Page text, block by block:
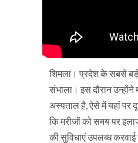
शिमला। प्रदेश के सबसे बड़े
संभाला। इस दौरान
अस्पताल है, ऐसे में यहां पर
कि मरीजों को समय पर
की सुविधाएं उपलब्ध